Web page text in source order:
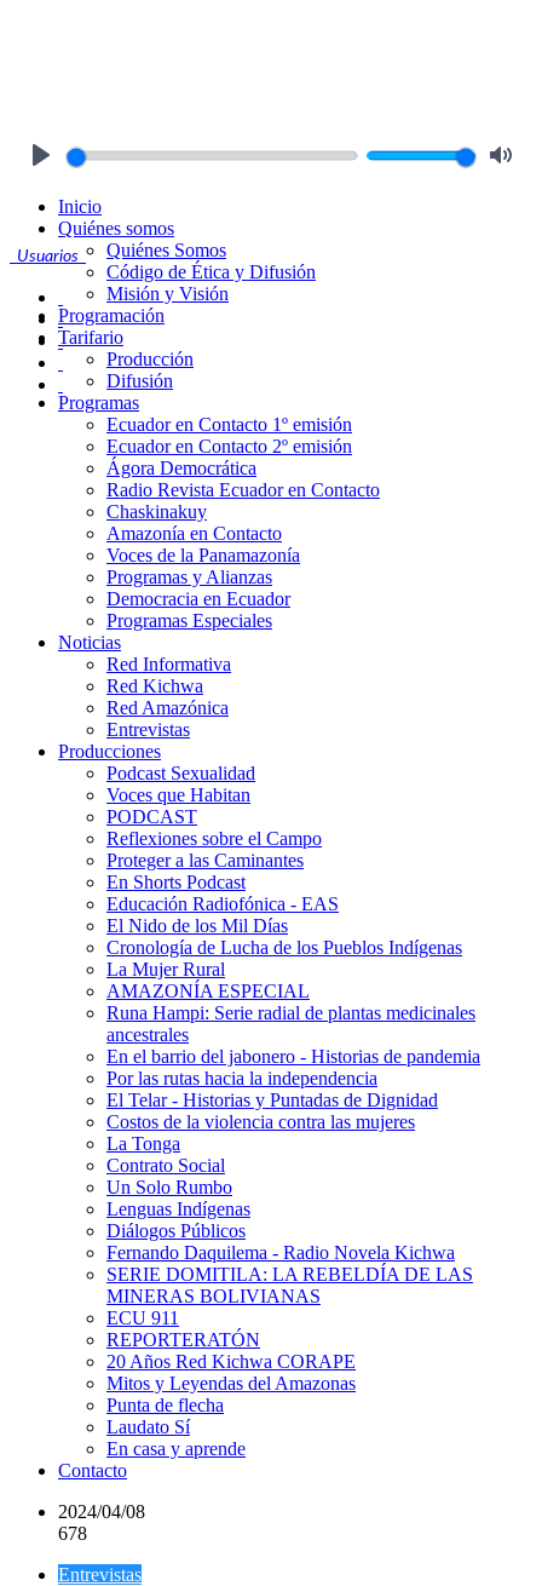
Usuarios
Inicio
Quiénes somos
Quiénes Somos
Código de Ética y Difusión
Misión y Visión
Programación
Tarifario
Producción
Difusión
Programas
Ecuador en Contacto 1º emisión
Ecuador en Contacto 2º emisión
Ágora Democrática
Radio Revista Ecuador en Contacto
Chaskinakuy
Amazonía en Contacto
Voces de la Panamazonía
Programas y Alianzas
Democracia en Ecuador
Programas Especiales
Noticias
Red Informativa
Red Kichwa
Red Amazónica
Entrevistas
Producciones
Podcast Sexualidad
Voces que Habitan
PODCAST
Reflexiones sobre el Campo
Proteger a las Caminantes
En Shorts Podcast
Educación Radiofónica - EAS
El Nido de los Mil Días
Cronología de Lucha de los Pueblos Indígenas
La Mujer Rural
AMAZONÍA ESPECIAL
Runa Hampi: Serie radial de plantas medicinales
ancestrales
En el barrio del jabonero - Historias de pandemia
Por las rutas hacia la independencia
El Telar - Historias y Puntadas de Dignidad
Costos de la violencia contra las mujeres
La Tonga
Contrato Social
Un Solo Rumbo
Lenguas Indígenas
Diálogos Públicos
Fernando Daquilema - Radio Novela Kichwa
SERIE DOMITILA: LA REBELDÍA DE LAS
MINERAS BOLIVIANAS
ECU 911
REPORTERATÓN
20 Años Red Kichwa CORAPE
Mitos y Leyendas del Amazonas
Punta de flecha
Laudato Sí
En casa y aprende
Contacto
2024/04/08
678
Entrevistas